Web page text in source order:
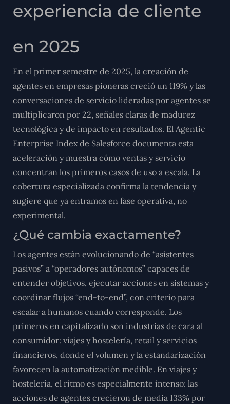
experiencia de cliente
en 2025
En el primer semestre de 2025, la creación de
agentes en empresas pioneras creció un 119% y las
conversaciones de servicio lideradas por agentes se
multiplicaron por 22, señales claras de madurez
tecnológica y de impacto en resultados. El Agentic
Enterprise Index de Salesforce documenta esta
aceleración y muestra cómo ventas y servicio
concentran los primeros casos de uso a escala. La
cobertura especializada confirma la tendencia y
sugiere que ya entramos en fase operativa, no
experimental.
¿Qué cambia exactamente?
Los agentes están evolucionando de “asistentes
pasivos” a “operadores autónomos” capaces de
entender objetivos, ejecutar acciones en sistemas y
coordinar flujos “end-to-end”, con criterio para
escalar a humanos cuando corresponde. Los
primeros en capitalizarlo son industrias de cara al
consumidor: viajes y hostelería, retail y servicios
financieros, donde el volumen y la estandarización
favorecen la automatización medible. En viajes y
hostelería, el ritmo es especialmente intenso: las
acciones de agentes crecieron de media 133% por